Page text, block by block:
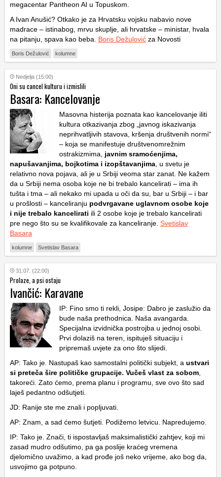
megacentar Pantheon AI u Topuskom.
A Ivan Anušić? Otkako je za Hrvatsku vojsku nabavio nove
madrace – istinabog, mrvu skuplje, ali hrvatske – ministar, hvala
na pitanju, spava kao beba. Boris Dežulović za Novosti
Boris Dežulović kolumne
Nedjelja (15:00)
Oni su cancel kulturu i izmislili
Basara: Kancelovanje
Masovna histerija poznata kao kancelovanje iliti
kultura otkazivanja zbog „javnog iskazivanja
neprihvatljivih stavova, kršenja društvenih normi“
– koja se manifestuje društvenomrežnim
ostrakizmima, javnim sramoćenjima,
napušavanjima, bojkotima i izopštavanjima , u svetu je
relativno nova pojava, ali je u Srbiji veoma star zanat. Ne kažem
da u Srbiji nema osoba koje ne bi trebalo kancelirati – ima ih
tušta i tma – ali nekako mi upada u oči da su, bar u Srbiji – i bar
u prošlosti – kanceliranju podvrgavane uglavnom osobe koje
i nije trebalo kancelirati ili 2 osobe koje je trebalo kancelirati
pre nego što su se kvalifikovale za kanceliranje. Svetislav
Basara
kolumne Svetislav Basara
31.07. (22:00)
Prolaze, a psi ostaju
Ivančić: Karavane
IP: Fino smo ti rekli, Josipe: Dabro je zaslužio da
bude naša prethodnica. Naša avangarda.
Specijalna izvidnička postrojba u jednoj osobi.
Prvi dolaziš na teren, ispituješ situaciju i
pripremaš uvjete za ono što slijedi.
AP: Tako je. Nastupaš kao samostalni politički subjekt, a ustvari
si preteča šire političke grupacije. Vučeš vlast za sobom
takoreći. Zato ćemo, prema planu i programu, sve ovo što sad
laješ pedantno odšutjeti.
JD: Ranije ste me znali i popljuvati.
AP: Znam, a sad ćemo šutjeti. Podižemo letvicu. Napredujemo.
IP: Tako je. Znači, ti ispostavljaš maksimalistički zahtjev, koji mi
zasad mudro odšutimo, pa ga poslije kraćeg vremena
djelomično uvažimo, a kad prođe još neko vrijeme, ako bog da,
usvojimo ga potpuno.